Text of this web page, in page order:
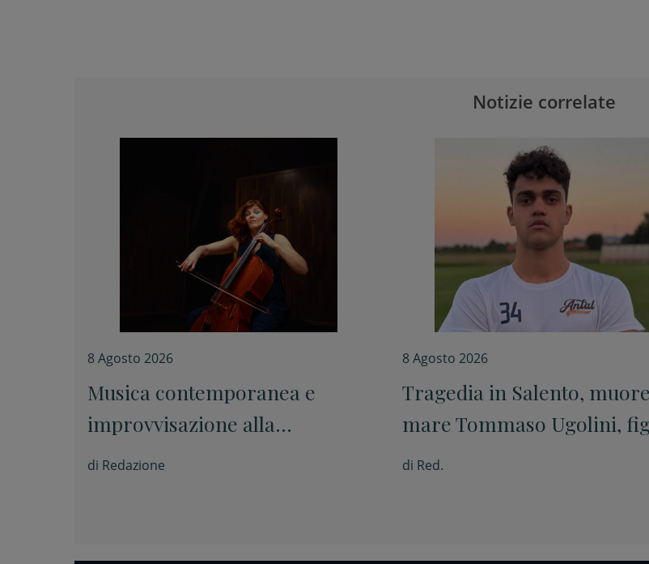
Notizie correlate
8 Agosto 2026
Musica contemporanea e
improvvisazione alla
Fondazione Tito Balestra di
di Redazione
8 Agosto 2026
Tragedia in Salento,
mare Tommaso Ugolini,
del primario di Chirurgia e
di Red.